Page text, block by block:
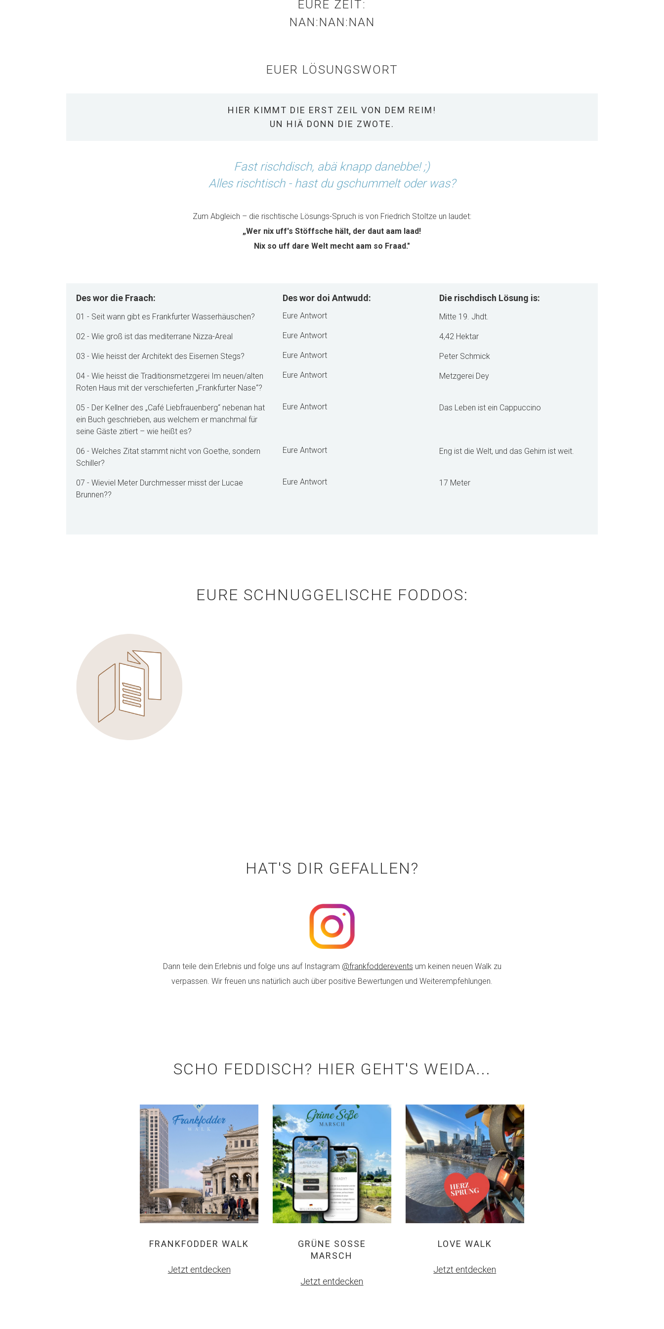
EURE ZEIT:
‍NAN:NAN:NAN
EUER LÖSUNGSWORT
HIER KIMMT DIE ERST ZEIL VON DEM REIM!
UN HIÄ DONN DIE ZWOTE.
Fast rischdisch, abä knapp danebbe! ;)
Alles rischtisch - hast du gschummelt oder was?
Zum Abgleich – die rischtische Lösungs-Spruch is von Friedrich Stoltze un laudet:
„Wer nix uff's Stöffsche hält, der daut aam laad!
Nix so uff dare Welt mecht aam so Fraad."
Des wor doi Antwudd:
Des wor die Fraach: Die rischdisch Lösung is:
01 - Seit wann gibt es Frankfurter Wasserhäuschen? Eure Antwort Mitte 19. Jhdt.
03 - Wie heisst der Architekt des Eisernen Stegs?
02 - Wie groß ist das mediterrane Nizza-Areal Eure Antwort
4,42 Hektar
Eure Antwort
Peter Schmick
04 - Wie heisst die Traditionsmetzgerei Im neuen/alten
Roten Haus mit der verschieferten „Frankfurter Nase“?
Eure Antwort Metzgerei Dey
05 - Der Kellner des „Café Liebfrauenberg“ nebenan hat
ein Buch geschrieben, aus welchem er manchmal für
seine Gäste zitiert – wie heißt es?
Eure Antwort Das Leben ist ein Cappuccino
06 - Welches Zitat stammt nicht von Goethe, sondern
Schiller?
Eure Antwort Eng ist die Welt, und das Gehirn ist weit.
07 - Wieviel Meter Durchmesser misst der Lucae
Brunnen??
Eure Antwort 17 Meter
EURE SCHNUGGELISCHE FODDOS:
HAT'S DIR GEFALLEN?
Dann teile dein Erlebnis und folge uns auf Instagram @frankfodderevents um keinen neuen Walk zu
verpassen. Wir freuen uns natürlich auch über positive Bewertungen und Weiterempfehlungen.
SCHO FEDDISCH? HIER GEHT'S WEIDA...
FRANKFODDER WALK
Jetzt entdecken
GRÜNE SOSSE M
ARSCH
Jetzt entdecken
LOVE WALK
Jetzt entdecken